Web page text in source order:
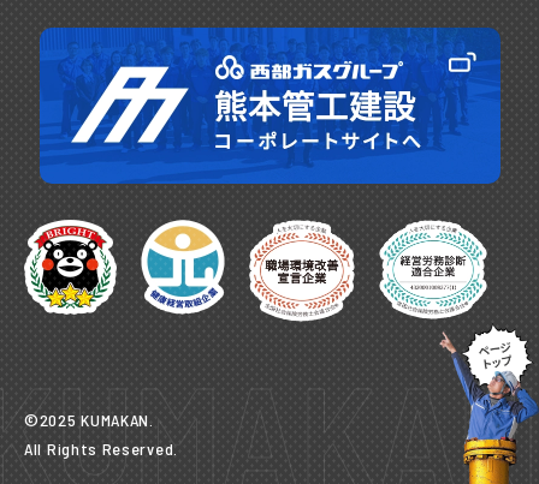
©2025 KUMAKAN.
All Rights Reserved.